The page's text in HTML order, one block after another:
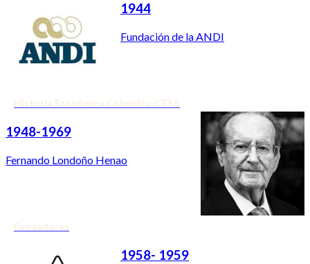
1944
Fundación de la ANDI
Historia Económica Colombia-CESA
1948-1969
Fernando Londoño Henao
Fundadores
1958- 1959